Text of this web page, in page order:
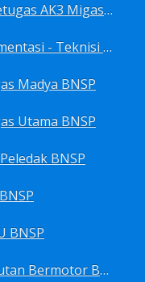
Sertifikasi Pengawas Dan Petugas AK3 Migas BNSP
Sertifikasi Pengawas Instrumentasi - Teknisi Instrumentasi Tingkat 1 Dan 2 BNSP
Madya BNSP
Utama BNSP
BNSP
BNSP
Sertifikasi Pengemudi Angkutan Bermotor BNSP